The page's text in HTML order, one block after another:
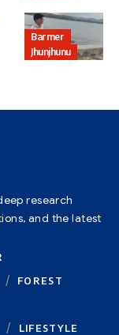
Barmer
Jhunjhunu
research
and the latest
FOREST
LIFESTYLE